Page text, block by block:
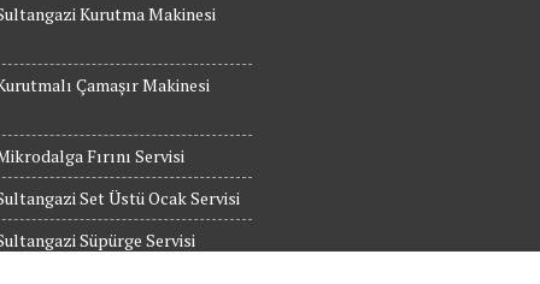
Kurutma Makinesi
Çamaşır Makinesi
Fırını Servisi
Set Üstü Ocak Servisi
Süpürge Servisi